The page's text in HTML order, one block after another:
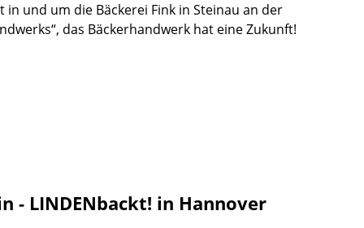
und um die Bäckerei Fink in Steinau an der
das Bäckerhandwerk hat eine Zukunft!
- LINDENbackt! in Hannover